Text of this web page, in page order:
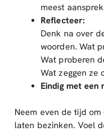
meest
Reflecteer:
Denk na over
woorden. Wat
Wat proberen
Wat zeggen ze
Eindig met
Neem even de tijd
laten bezinken. Voel